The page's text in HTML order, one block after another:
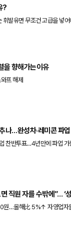
?
휘발유면 무조건 고급을 넣
을 향해가는이유
프 해제
나…완성차·레미콘 파
찬반투표…4년만에 파업 가
파업 우려도 레미콘·운송사
직원 자를 수밖에”… ‘
원…올해比 5%↑ 자영업자
으니 당연히 임금도 올라야”